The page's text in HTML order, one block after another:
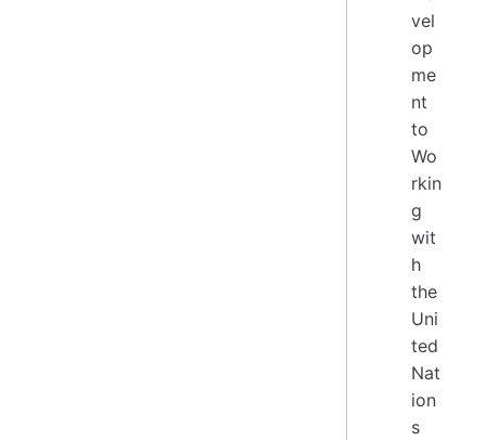
vel
op
me
nt
to
Wo
rkin
g
wit
h
the
Uni
ted
Nat
ion
s